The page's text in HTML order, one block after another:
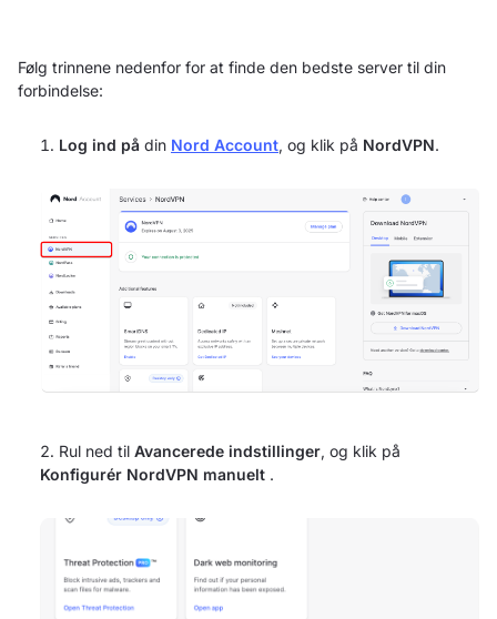
Følg trinnene nedenfor for at finde den bedste server til din
forbindelse:
Log ind på din Nord Account, og klik på NordVPN.
Rul ned til Avancerede indstillinger, og klik på
Konfigurér NordVPN manuelt .